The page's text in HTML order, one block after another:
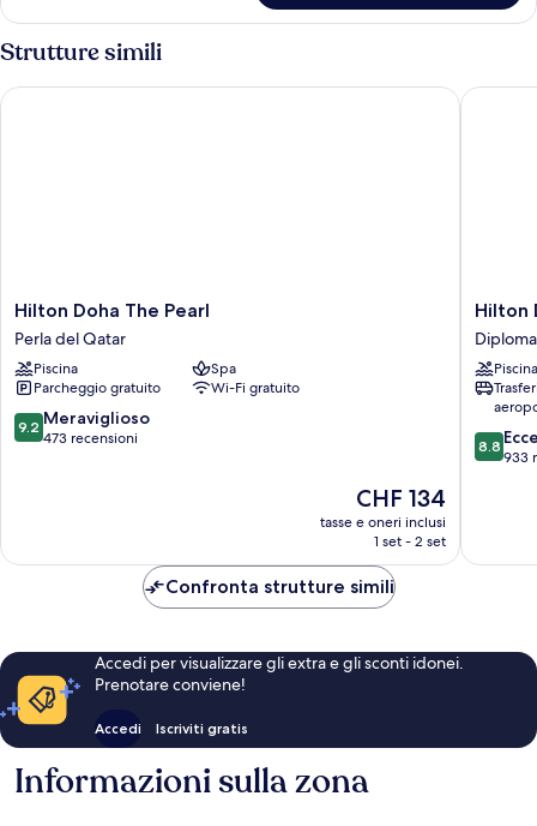
Royal,
letto
Strutture simili
Hilton
Doha
The
Pearl
Perla
del
Qatar
Hilton Doha The Pearl
Perla del Qatar
Piscina
Spa
Parcheggio gratuito
Wi-Fi gratuito
9.2
su
9.2 Meraviglioso
473 recensioni
Il
prezzo
attuale
CHF 134
CHF 134
tasse e oneri inclusi
1 set - 2 set
Hilton Doha The Pearl
Hilton
Doha
Area
Hilton
Piscina
8.8
su
8.8
933
Hilton
Confronta strutture simili
Accedi per visualizzare gli extra e gli sconti idonei.
Prenotare conviene!
Accedi Iscriviti gratis
Informazioni sulla zona